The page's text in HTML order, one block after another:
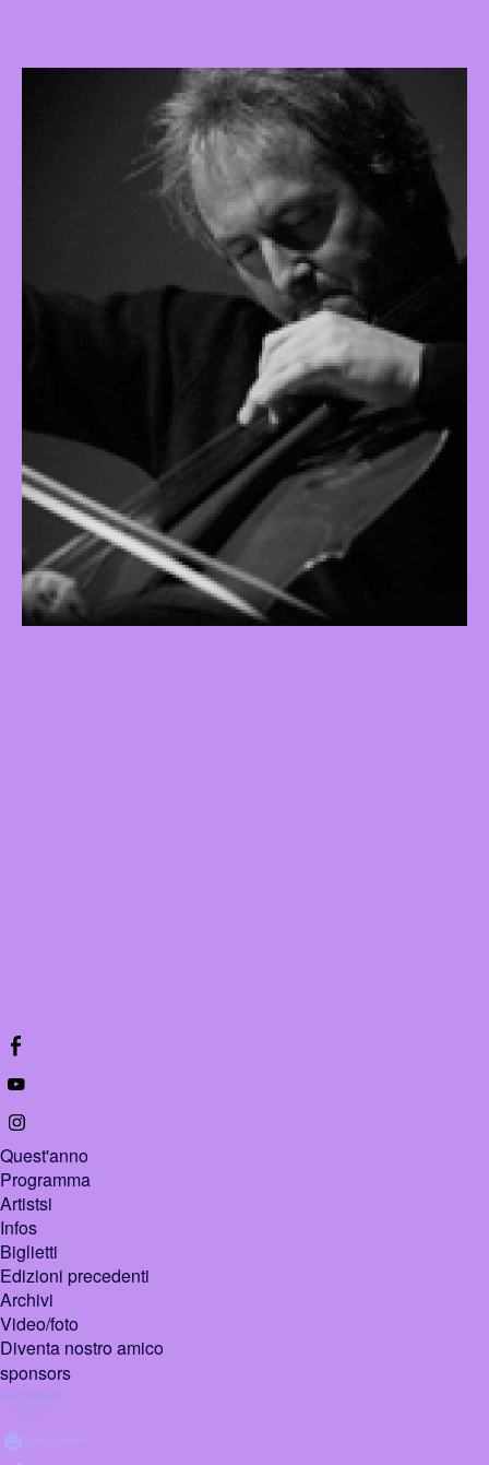
Quest'anno
Programma
Artistsi
Infos
Biglietti
Edizioni precedenti
Archivi
Video/foto
Diventa nostro amico
sponsors